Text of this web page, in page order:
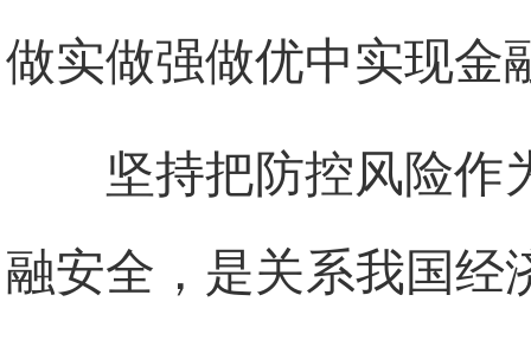
做实做强做优中实现金
坚持把防控风险作
融安全，是关系我国经